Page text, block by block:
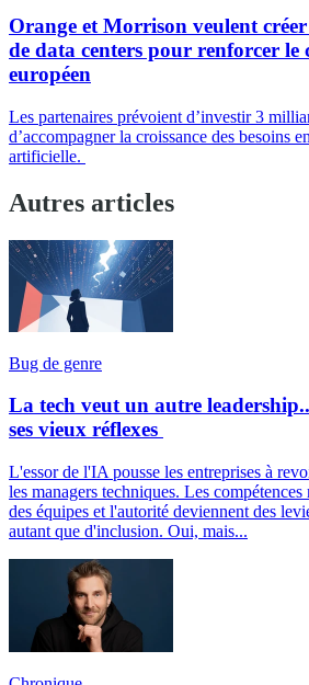
Orange et Morrison veulent
de data centers pour renforcer le
européen
Les partenaires prévoient d’investir 3
d’accompagner la croissance des besoins
artificielle.
Autres articles
Bug de genre
La tech veut un autre
ses vieux réflexes
L'essor de l'IA pousse les entreprises à
les managers techniques. Les
des équipes et l'autorité deviennent des
autant que d'inclusion. Oui, mais...